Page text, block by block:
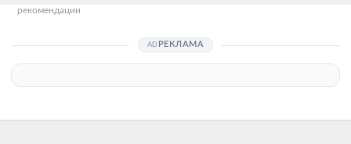
рекомендации
РЕКЛАМА